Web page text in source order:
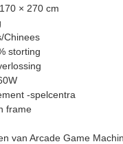
× 270 cm
Chinees
storting
-spelcentra
frame
van Arcade Game